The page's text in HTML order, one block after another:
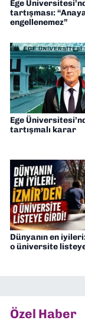
Ege
tartışması:
engellenemez”
Ege
tartışmalı karar
Dünyanın en
o üniversite
Özel Haber